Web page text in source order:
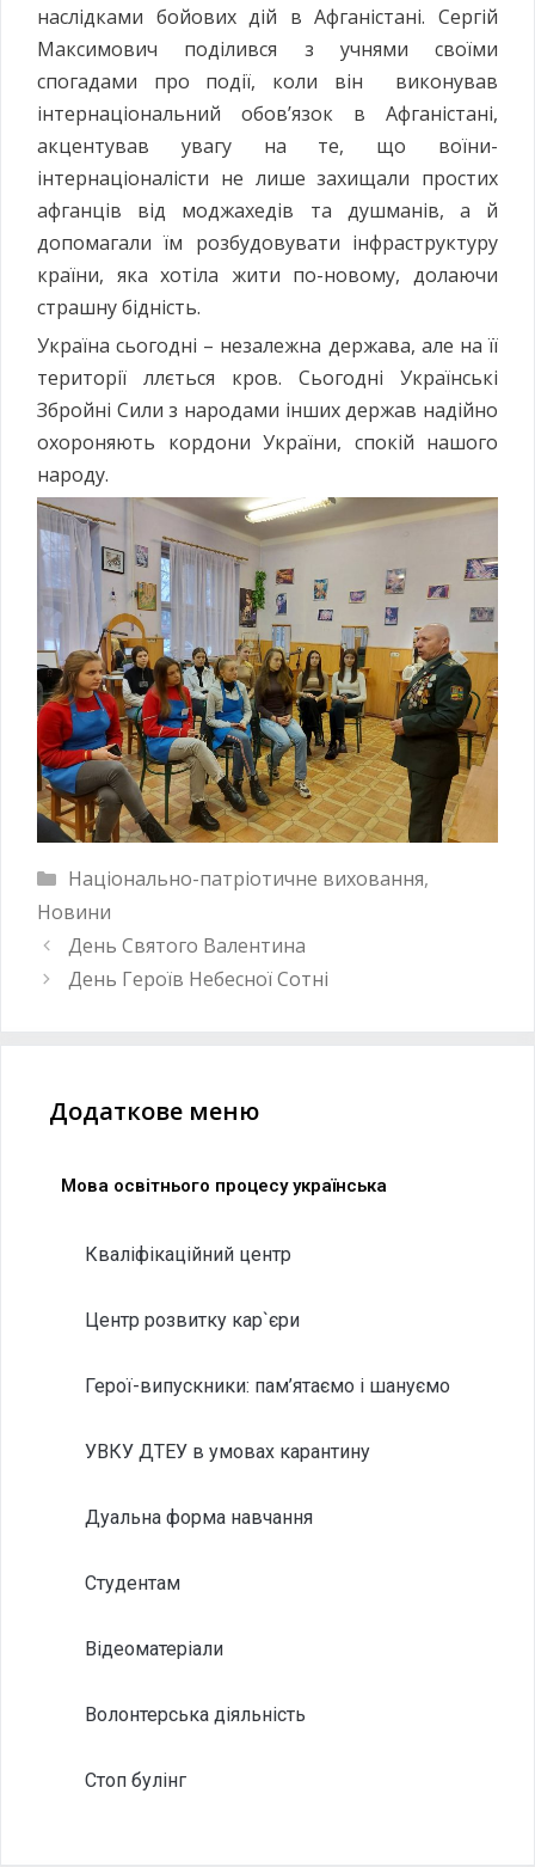
наслідками бойових дій в Афганістані. Сергій
Максимович поділився з учнями своїми
спогадами про події, коли він виконував
інтернаціональний обов’язок в Афганістані,
акцентував увагу на те, що воїни-
інтернаціоналісти не лише захищали простих
афганців від моджахедів та душманів, а й
допомагали їм розбудовувати інфраструктуру
країни, яка хотіла жити по-новому, долаючи
страшну бідність.
Україна сьогодні – незалежна держава, але на її
території ллється кров. Сьогодні Українські
Збройні Сили з народами інших держав надійно
охороняють кордони України, спокій нашого
народу.
Національно-патріотичне виховання,
Новини
День Святого Валентина
День Героїв Небесної Сотні
Додаткове меню
Мова освітнього процесу українська
Кваліфікаційний центр
Центр розвитку кар`єри
Герої-випускники: пам’ятаємо і шануємо
УВКУ ДТЕУ в умовах карантину
Дуальна форма навчання
Студентам
Відеоматеріали
Волонтерська діяльність
Стоп булінг